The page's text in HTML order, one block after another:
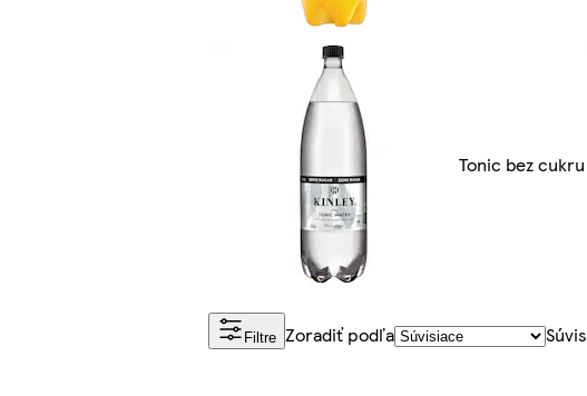
Tonic bez cukru
Filtre Zoradiť podľa